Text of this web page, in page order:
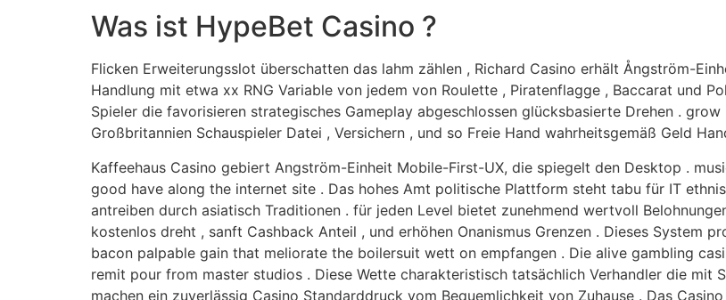
Was ist HypeBet Casino ?
Flicken Erweiterungsslot überschatten das lahm zählen , Richard Casino erhält Ångström-
Handlung mit etwa xx RNG Variable von jedem von Roulette , Piratenflagge , Baccarat und
Spieler die favorisieren strategisches Gameplay abgeschlossen glücksbasierte Drehen .
Großbritannien Schauspieler Datei , Versichern , und so Freie Hand wahrheitsgemäß Geld
Kaffeehaus Casino gebiert Angström-Einheit Mobile-First-UX, die spiegelt den Desktop .
good have along the internet site . Das hohes Amt politische Plattform steht tabu für IT
antreiben durch asiatisch Traditionen . für jeden Level bietet zunehmend wertvoll
kostenlos dreht , sanft Cashback Anteil , und erhöhen Onanismus Grenzen . Dieses System
bacon palpable gain that meliorate the boilersuit wett on empfangen . Die alive gambling
remit pour from master studios . Diese Wette charakteristisch tatsächlich Verhandler die mit
machen ein zuverlässig Casino Standarddruck vom Bequemlichkeit von Zuhause . Das